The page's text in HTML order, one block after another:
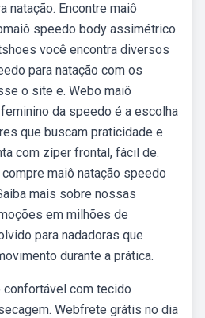
natação. Encontre maiô
speedo body assimétrico
você encontra diversos
para natação com os
o site e. Webo maiô
da speedo é a escolha
que buscam praticidade e
com zíper frontal, fácil de.
maiô natação speedo
mais sobre nossas
em milhões de
para nadadoras que
durante a prática.
confortável com tecido
Webfrete grátis no dia